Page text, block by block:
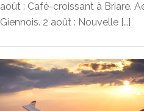
août : Café-croissant à Briare.
Giennois. 2 août : Nouvelle […]